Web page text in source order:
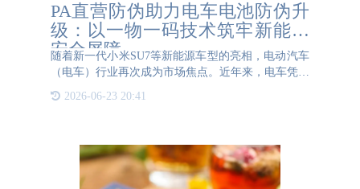
PA直营防伪助力电车电池防伪升
级：以一物一码技术筑牢新能源
安全屏障
随着新一代小米SU7等新能源车型的亮相，电动汽车
（电车）行业再次成为市场焦点。近年来，电车凭借
绿色低碳、智能便捷等特性加速普及，推动消费者从
传统燃油车向新能源出行方式转型。在这一进程中，
2026-06-23 20:41